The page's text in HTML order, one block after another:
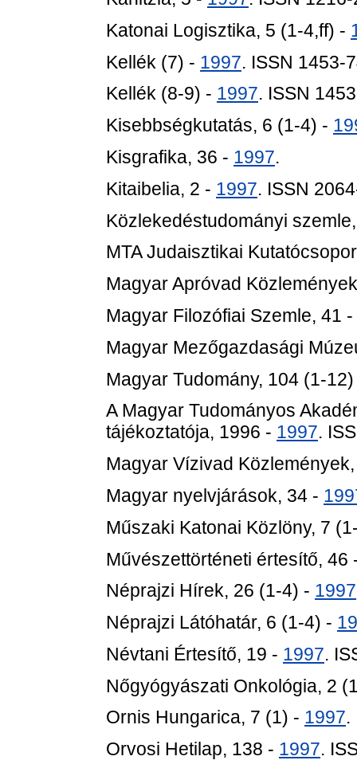
Katonai Logisztika, 5 (1-4,ff) -
Kellék (7) - 1997. ISSN 1453-
Kellék (8-9) - 1997. ISSN
Kisebbségkutatás, 6 (1-4) -
Kisgrafika, 36 - 1997.
Kitaibelia, 2 - 1997. ISSN
Közlekedéstudományi
MTA Judaisztikai
Magyar Apróvad
Magyar Filozófiai Szemle, 41 -
Magyar Mezőgazdasági
Magyar Tudomány, 104 (1-
A Magyar Tudományos
tájékoztatója, 1996 - 1997.
Magyar Vízivad
Magyar nyelvjárások, 34 -
Műszaki Katonai Közlöny, 7
Művészettörténeti értesítő, 46
Néprajzi Hírek, 26 (1-4) - 1997
Néprajzi Látóhatár, 6 (1-4) -
Névtani Értesítő, 19 - 1997.
Nőgyógyászati Onkológia, 2
Ornis Hungarica, 7 (1) - 1997.
Orvosi Hetilap, 138 - 1997.